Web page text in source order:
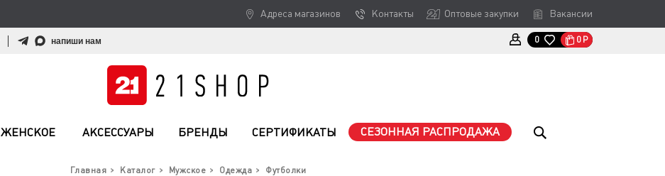
Адреса магазинов Контакты Оптовые закупки Вакансии
напиши нам 0 0 Р
ЖЕНСКОЕ АКСЕССУАРЫ БРЕНДЫ СЕРТИФИКАТЫ СЕЗОННАЯ РАСПРОДАЖА
Главная Каталог Мужское Одежда Футболки